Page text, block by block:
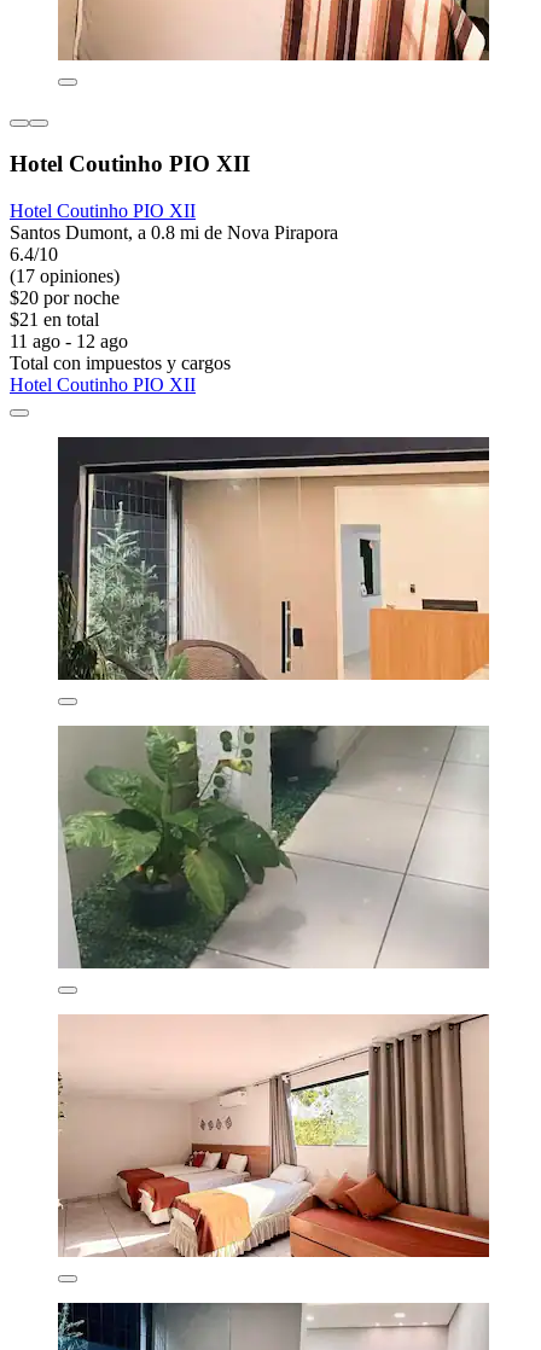
Hotel Coutinho PIO XII
Hotel Coutinho PIO XII
Santos Dumont, a 0.8 mi de Nova Pirapora
6.4/10
(17 opiniones)
$20 por noche
$21 en total
11 ago - 12 ago
Total con impuestos y cargos
Hotel Coutinho PIO XII